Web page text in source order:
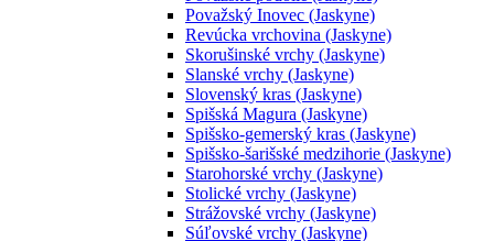
Považský Inovec (Jaskyne)
Revúcka vrchovina (Jaskyne)
Skorušinské vrchy (Jaskyne)
Slanské vrchy (Jaskyne)
Slovenský kras (Jaskyne)
Spišská Magura (Jaskyne)
Spišsko-gemerský kras (Jaskyne)
Spišsko-šarišské medzihorie (Jaskyne)
Starohorské vrchy (Jaskyne)
Stolické vrchy (Jaskyne)
Strážovské vrchy (Jaskyne)
Súľovské vrchy (Jaskyne)